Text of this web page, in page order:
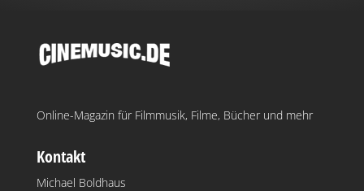
Online-Magazin für Filmmusik, Filme, Bücher und mehr
Kontakt
Michael Boldhaus